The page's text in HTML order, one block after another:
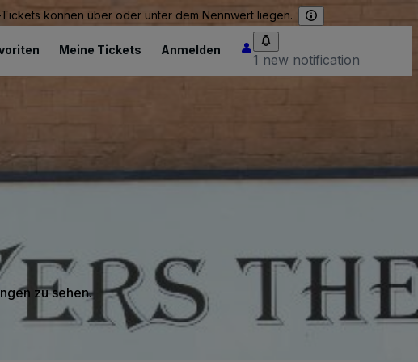
können über oder unter dem Nennwert liegen.
Meine Tickets Anmelden
1 new notification
zu sehen.